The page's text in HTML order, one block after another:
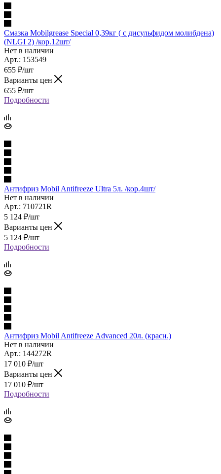
Смазка Mobilgrease Special 0,39кг ( с дисульфидом молибдена)
(NLGI 2) /кор.12шт/
Нет в наличии
Арт.: 153549
655 ₽/шт
Варианты цен
655 ₽/шт
Подробности
Антифриз Mobil Antifreezе Ultra 5л. /кор.4шт/
Нет в наличии
Арт.: 710721R
5 124 ₽/шт
Варианты цен
5 124 ₽/шт
Подробности
Антифриз Mobil Antifreezе Advanced 20л. (красн.)
Нет в наличии
Арт.: 144272R
17 010 ₽/шт
Варианты цен
17 010 ₽/шт
Подробности